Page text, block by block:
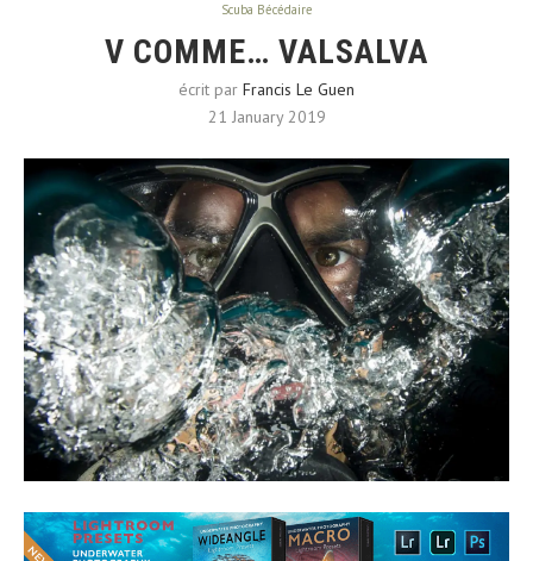
Scuba Bécédaire
V COMME… VALSALVA
écrit par Francis Le Guen
21 January 2019